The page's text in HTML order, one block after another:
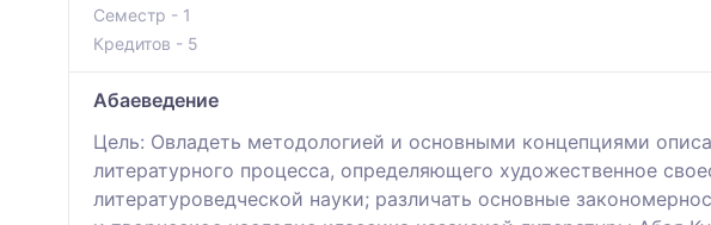
Семестр - 1
Кредитов - 5
Абаеведение
Цель: Овладеть методологией и основными концепциями
литературного процесса, определяющего художественное
литературоведческой науки; различать основные